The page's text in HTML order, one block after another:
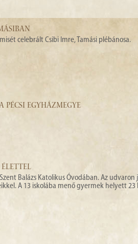
celebrált Csibi Imre, Tamási plébánosa.
PÉCSI EGYHÁZMEGYE
Balázs Katolikus Óvodában. Az udvaron
A 13 iskolába menő gyermek helyett 23